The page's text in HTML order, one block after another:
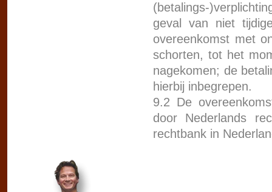
(betalings-
geval van niet
overeenkomst met
schorten, tot het
nagekomen; de
hierbij inbegrepen.
9.2 De
door Nederlands
rechtbank in